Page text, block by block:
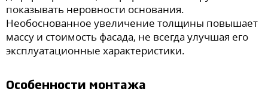
показывать неровности основания.
Необоснованное увеличение толщины повышает
массу и стоимость фасада, не всегда улучшая его
эксплуатационные характеристики.
Особенности монтажа